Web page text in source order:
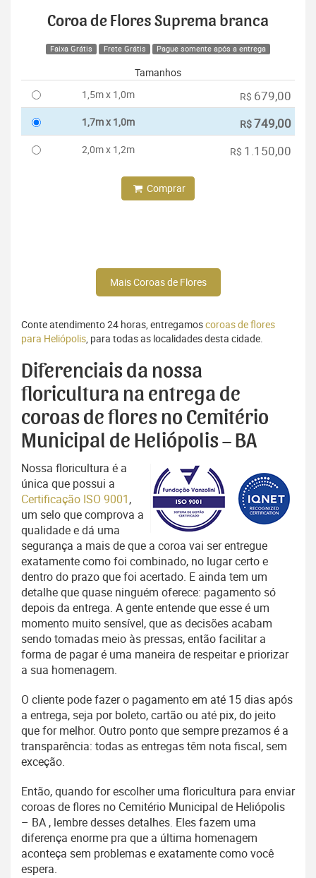
Coroa de Flores Suprema branca
Faixa Grátis Frete Grátis Pague somente após a entrega
Tamanhos
1,5m x 1,0m
R$ 679,00
1,7m x 1,0m R$749,00
2,0m x 1,2m R$ 1.150,00
Comprar
Mais Coroas de Flores
Conte atendimento 24 horas, entregamoscoroas de flores
para Heliópolis, para todas as localidades desta cidade.
Diferenciais da nossa
floricultura na entrega de
coroas de flores no Cemitério
Municipal de Heliópolis – BA
Nossa floricultura é a
única que possui a
Certificação ISO 9001,
um selo que comprova a
qualidade e dá uma
segurança a mais de que a coroa vai ser entregue
exatamente como foi combinado, no lugar certo e
dentro do prazo que foi acertado. E ainda tem um
detalhe que quase ninguém oferece: pagamento só
depois da entrega. A gente entende que esse é um
momento muito sensível, que as decisões acabam
sendo tomadas meio às pressas, então facilitar a
forma de pagar é uma maneira de respeitar e priorizar
a sua homenagem.
O cliente pode fazer o pagamento em até 15 dias após
a entrega, seja por boleto, cartão ou até pix, do jeito
que for melhor. Outro ponto que sempre prezamos é a
transparência: todas as entregas têm nota fiscal, sem
exceção.
Então, quando for escolher uma floricultura para enviar
coroas de flores no Cemitério Municipal de Heliópolis
– BA , lembre desses detalhes. Eles fazem uma
diferença enorme pra que a última homenagem
aconteça sem problemas e exatamente como você
espera.